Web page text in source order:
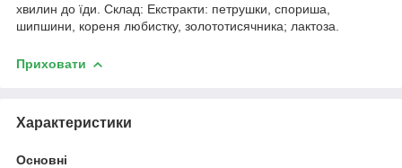
хвилин до їди. Склад: Екстракти: петрушки, спориша,
шипшини, кореня любистку, золототисячника; лактоза.
Приховати
Характеристики
Основні